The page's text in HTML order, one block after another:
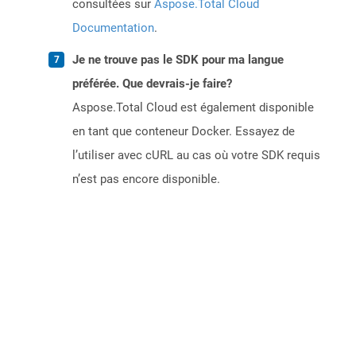
consultées sur Aspose.Total Cloud
Documentation.
Je ne trouve pas le SDK pour ma langue
préférée. Que devrais-je faire?
Aspose.Total Cloud est également disponible
en tant que conteneur Docker. Essayez de
l’utiliser avec cURL au cas où votre SDK requis
n’est pas encore disponible.